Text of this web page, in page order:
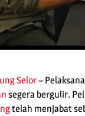
Selor–
segera bergulir.
telah menjabat